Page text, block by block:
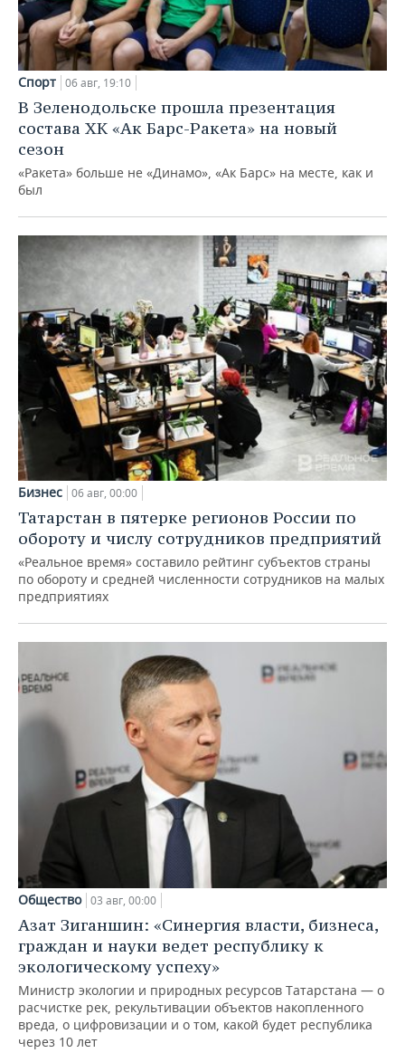
Спорт 06 авг, 19:10
В Зеленодольске прошла презентация
состава ХК «Ак Барс-Ракета» на новый
сезон
«Ракета» больше не «Динамо», «Ак Барс» на месте, как и
был
Бизнес 06 авг, 00:00
Татарстан в пятерке регионов России по
обороту и числу сотрудников предприятий
«Реальное время» составило рейтинг субъектов страны
по обороту и средней численности сотрудников на малых
предприятиях
Общество 03 авг, 00:00
Азат Зиганшин: «Синергия власти, бизнеса,
граждан и науки ведет республику к
экологическому успеху»
Министр экологии и природных ресурсов Татарстана — о
расчистке рек, рекультивации объектов накопленного
вреда, о цифровизации и о том, какой будет республика
через 10 лет